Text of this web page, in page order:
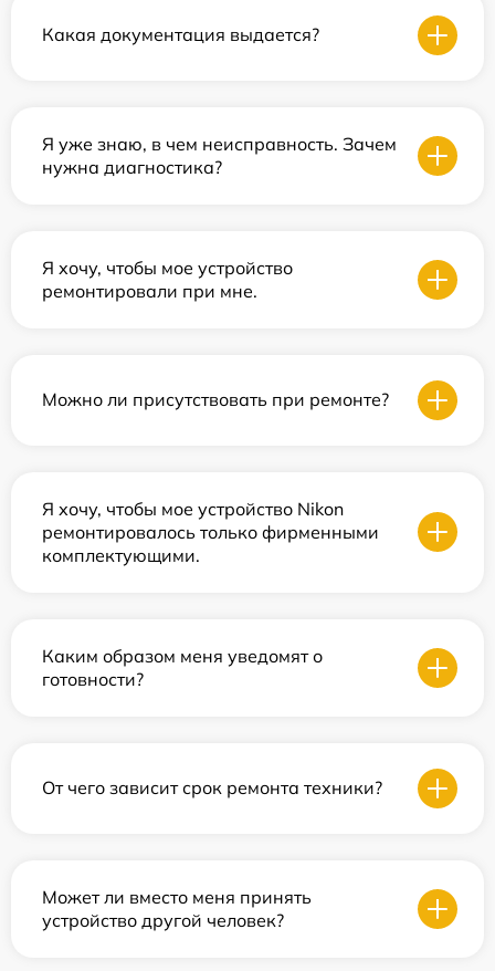
Какая документация выдается?
Я уже знаю, в чем неисправность. Зачем
нужна диагностика?
Я хочу, чтобы мое устройство
ремонтировали при мне.
Можно ли присутствовать при ремонте?
Я хочу, чтобы мое устройство Nikon
ремонтировалось только фирменными
комплектующими.
Каким образом меня уведомят о
готовности?
От чего зависит срок ремонта техники?
Может ли вместо меня принять
устройство другой человек?